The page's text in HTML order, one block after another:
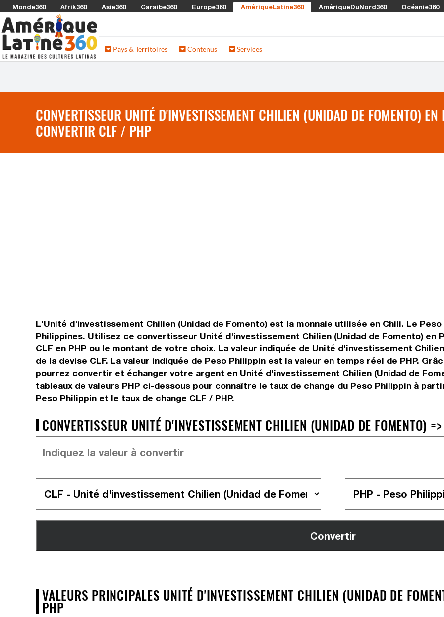
Monde360 Afrik360 Asie360 Caraibe360 Europe360 AmériqueLatine360 AmériqueDuNord360 Océanie360
Pays & Territoires Contenus Services
CONVERTISSEUR UNITÉ D'INVESTISSEMENT CHILIEN (UNIDAD DE FOMENTO)
CONVERTIR CLF / PHP
L'Unité d'investissement Chilien (Unidad de Fomento) est la monnaie utilisée en Chili. Le
Philippines. Utilisez ce convertisseur Unité d'investissement Chilien (Unidad de Fomento) en
CLF en PHP ou le montant de votre choix. La valeur indiquée de Unité d'investissement
de la devise CLF. La valeur indiquée de Peso Philippin est la valeur en temps réel de PHP.
pourrez convertir et échanger votre argent en Unité d'investissement Chilien (Unidad de
tableaux de valeurs PHP ci-dessous pour connaître le taux de change du Peso Philippin à
Peso Philippin et le taux de change CLF / PHP.
CONVERTISSEUR UNITÉ D'INVESTISSEMENT CHILIEN (UNIDAD DE FOMENTO)
VALEURS PRINCIPALES UNITÉ D'INVESTISSEMENT CHILIEN (UNIDAD DE
PHP